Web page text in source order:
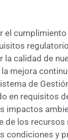
el
la calidad de
mejora
de
en requisitos
impactos
de los recursos
condiciones y